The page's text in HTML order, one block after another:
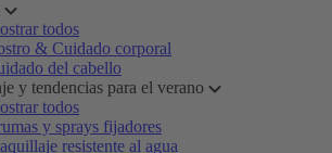
todos
& Cuidado corporal
del cabello
y tendencias para el verano
todos
y sprays fijadores
resistente al agua